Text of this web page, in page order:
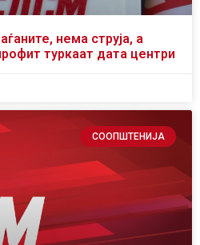
нема струја, а
туркаат дата центри
СООПШТЕНИЈА